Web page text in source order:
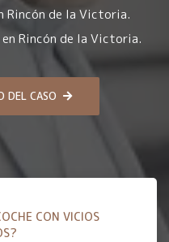
Rincón de la Victoria.
Rincón de la Victoria.
DEL CASO
CON VICIOS